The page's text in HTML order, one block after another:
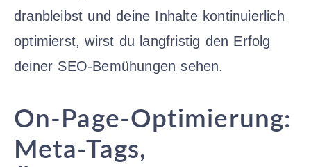
dranbleibst und deine Inhalte kontinuierlich
optimierst, wirst du langfristig den Erfolg
deiner SEO-Bemühungen sehen.
On-Page-Optimierung:
Meta-Tags,